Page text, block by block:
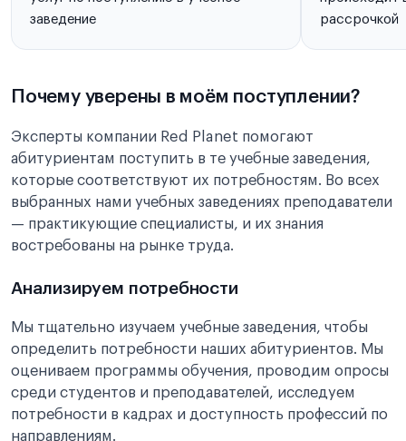
заведение
рассрочкой
Почему уверены в моём поступлении?
Эксперты компании Red Planet помогают
абитуриентам поступить в те учебные заведения,
которые соответствуют их потребностям. Во всех
выбранных нами учебных заведениях преподаватели
— практикующие специалисты, и их знания
востребованы на рынке труда.
Анализируем потребности
Мы тщательно изучаем учебные заведения, чтобы
определить потребности наших абитуриентов. Мы
оцениваем программы обучения, проводим опросы
среди студентов и преподавателей, исследуем
потребности в кадрах и доступность профессий по
направлениям.